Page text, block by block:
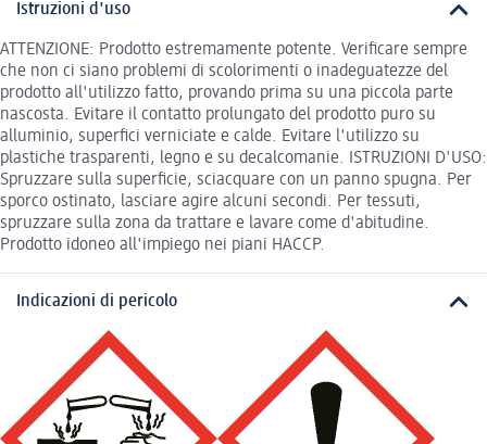
Istruzioni d'uso
ATTENZIONE: Prodotto estremamente potente. Verificare sempre
che non ci siano problemi di scolorimenti o inadeguatezze del
prodotto all'utilizzo fatto, provando prima su una piccola parte
nascosta. Evitare il contatto prolungato del prodotto puro su
alluminio, superfici verniciate e calde. Evitare l'utilizzo su
plastiche trasparenti, legno e su decalcomanie. ISTRUZIONI D'USO:
Spruzzare sulla superficie, sciacquare con un panno spugna. Per
sporco ostinato, lasciare agire alcuni secondi. Per tessuti,
spruzzare sulla zona da trattare e lavare come d'abitudine.
Prodotto idoneo all'impiego nei piani HACCP.
Indicazioni di pericolo